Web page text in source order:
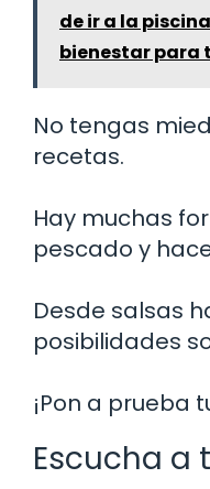
de ir a la
bienestar para
No tengas
recetas.
Hay muchas
pescado y
Desde salsas
posibilidades
¡Pon a prueba
Escucha a